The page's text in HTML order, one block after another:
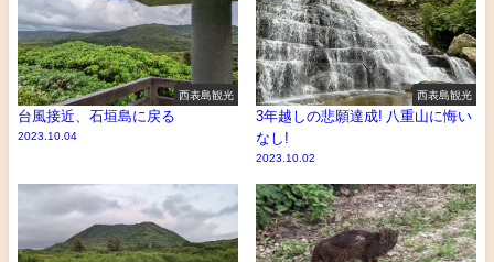
西表島観光
台風接近、石垣島に戻る
2023.10.04
西表島観光
3年越しの悲願達成! 八重山に悔い
なし!
2023.10.02